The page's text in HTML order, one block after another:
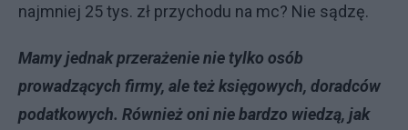
najmniej 25 tys. zł przychodu na mc? Nie sądzę.
Mamy jednak przerażenie nie tylko osób
prowadzących firmy, ale też księgowych, doradców
podatkowych. Również oni nie bardzo wiedzą, jak